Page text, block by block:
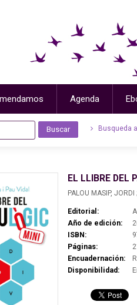
Agenda
Busqueda
EL LLIBRE DEL
PALOU MASIP,
Editorial:
Año de edición:
ISBN:
Páginas:
Encuadernación:
Disponibilidad: